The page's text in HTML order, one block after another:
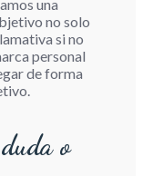
una
no solo
si no
personal
de forma
o